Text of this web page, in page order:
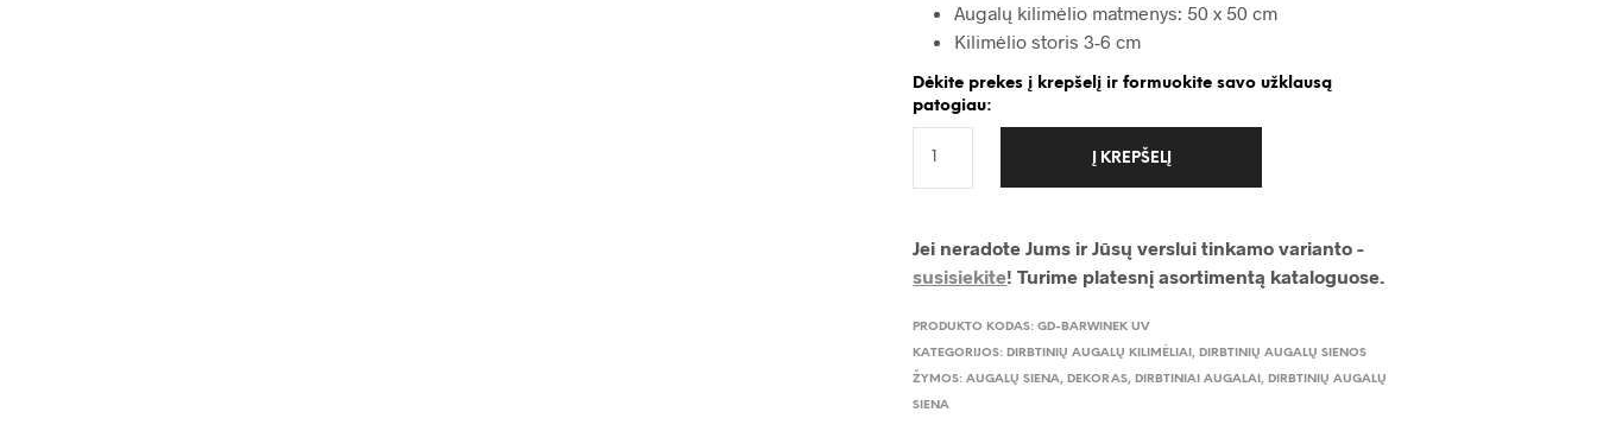
Augalų kilimėlio matmenys: 50 x 50 cm
Kilimėlio storis 3-6 cm
Dėkite prekes į krepšelį ir formuokite savo užklausą
patogiau:
Į KREPŠELĮ
Jei neradote Jums ir Jūsų verslui tinkamo varianto -
susisiekite! Turime platesnį asortimentą kataloguose.
PRODUKTO KODAS:GD-BARWINEK UV
KATEGORIJOS: DIRBTINIŲ AUGALŲ KILIMĖLIAI , DIRBTINIŲ AUGALŲ SIENOS
ŽYMOS:AUGALŲ SIENA, DEKORAS, DIRBTINIAI AUGALAI , DIRBTINIŲ AUGALŲ
SIENA